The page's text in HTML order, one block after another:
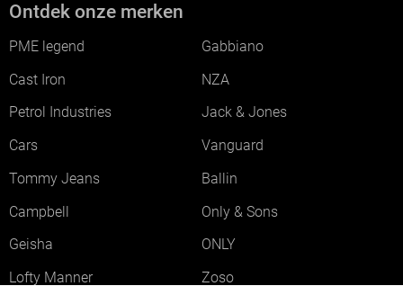
Ontdek onze merken
PME legend
Gabbiano
Cast Iron
NZA
Petrol Industries
Jack & Jones
Cars
Vanguard
Tommy Jeans
Ballin
Campbell
Only & Sons
Geisha
ONLY
Lofty Manner
Zoso